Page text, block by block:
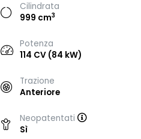
Cilindrata
999 cm3
Potenza
114 CV (84 kW)
Trazione
Anteriore
Neopatentati
Sì